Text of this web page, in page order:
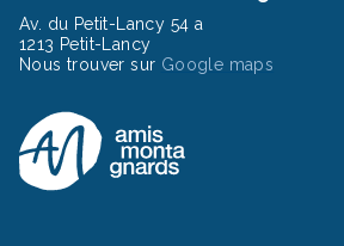
Av. du Petit-Lancy 54 a
1213 Petit-Lancy
Nous trouver sur Google maps